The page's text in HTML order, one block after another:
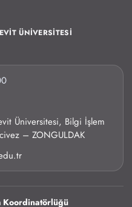
ÜNİVERSİTESİ
Üniversitesi, Bilgi İşlem
– ZONGULDAK
Koordinatörlüğü